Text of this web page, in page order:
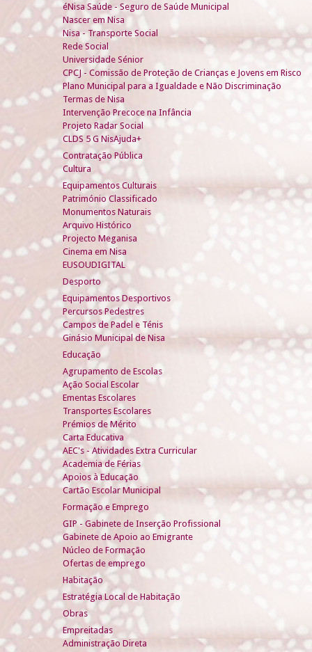
éNisa Saúde - Seguro de Saúde Municipal
Nascer em Nisa
Nisa - Transporte Social
Rede Social
Universidade Sénior
CPCJ - Comissão de Proteção de Crianças e Jovens em Risco
Plano Municipal para a Igualdade e Não Discriminação
Termas de Nisa
Intervenção Precoce na Infância
Projeto Radar Social
CLDS 5 G NisAjuda+
Contratação Pública
Cultura
Equipamentos Culturais
Património Classificado
Monumentos Naturais
Arquivo Histórico
Projecto Meganisa
Cinema em Nisa
EUSOUDIGITAL
Desporto
Equipamentos Desportivos
Percursos Pedestres
Campos de Padel e Ténis
Ginásio Municipal de Nisa
Educação
Agrupamento de Escolas
Ação Social Escolar
Ementas Escolares
Transportes Escolares
Prémios de Mérito
Carta Educativa
AEC's - Atividades Extra Curricular
Academia de Férias
Apoios à Educação
Cartão Escolar Municipal
Formação e Emprego
GIP - Gabinete de Inserção Profissional
Gabinete de Apoio ao Emigrante
Núcleo de Formação
Ofertas de emprego
Habitação
Estratégia Local de Habitação
Obras
Empreitadas
Administração Direta